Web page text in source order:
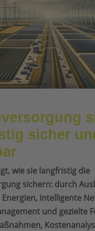
sicher
wie sie langfristig die
sichern: durch
intelligente
und gezielte